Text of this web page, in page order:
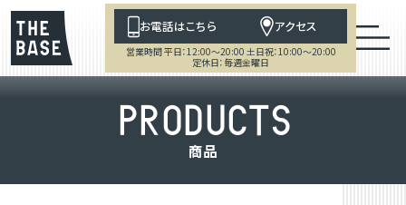
お電話はこちら アクセス
営業時間 平日：12:00～20:00 土日祝：10:00～20:00
定休日：毎週金曜日
PRODUCTS
商品